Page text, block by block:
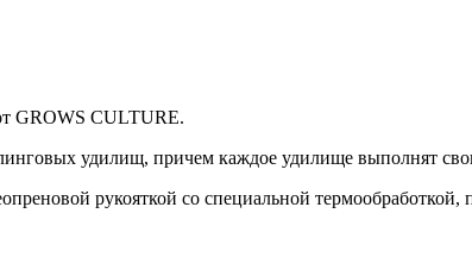
GROWS CULTURE.
удилищ, причем каждое удилище выполнят
рукояткой со специальной